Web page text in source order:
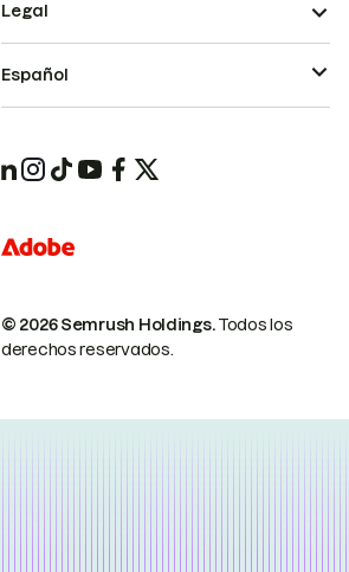
© 2026 Semrush Holdings.Todos los
derechos reservados.
Legal
Español